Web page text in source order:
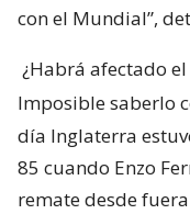
con el Mundial”,
¿Habrá afectado
Imposible saberlo
día Inglaterra
85 cuando Enzo
remate desde fuera